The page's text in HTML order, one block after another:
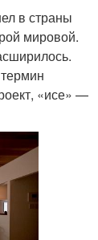
в страны
мировой.
«исе» —